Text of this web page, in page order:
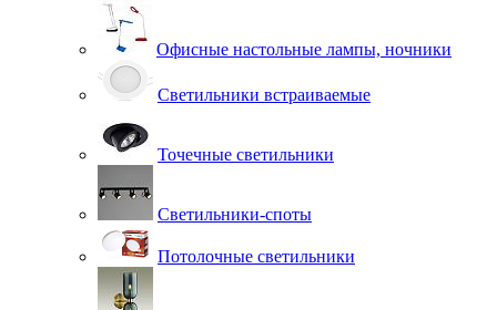
Офисные настольные лампы, ночники
Светильники встраиваемые
Точечные светильники
Светильники-споты
Потолочные светильники